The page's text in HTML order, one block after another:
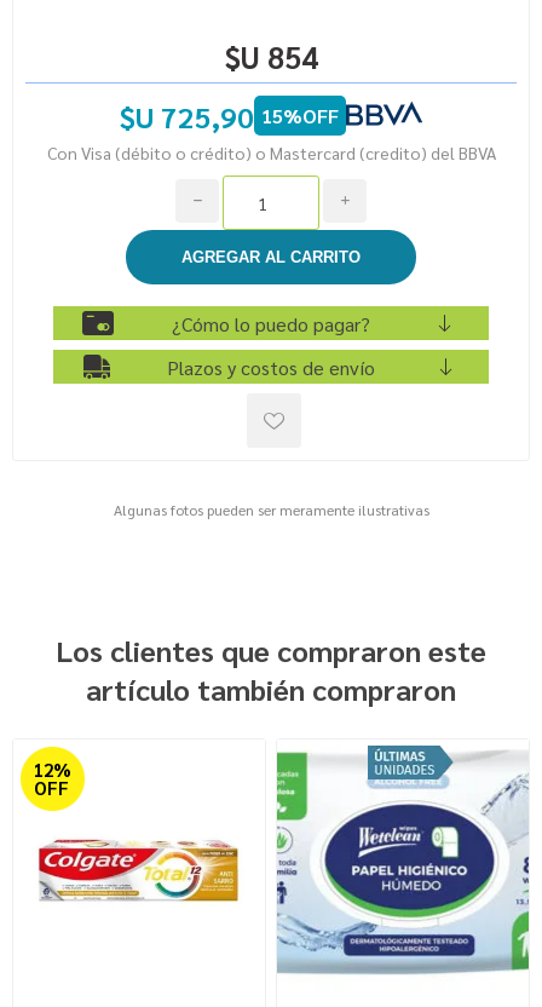
$U 854
$U 725,90 15%OFF
Con Visa (débito o crédito) o Mastercard (credito) del BBVA
i
h
¿Cómo lo puedo pagar?
Plazos y costos de envío
Algunas fotos pueden ser meramente ilustrativas
Los clientes que compraron este
artículo también compraron
12%
OFF